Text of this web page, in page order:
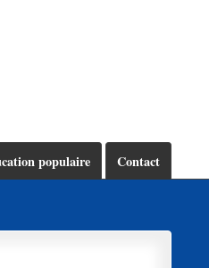
populaire Contact